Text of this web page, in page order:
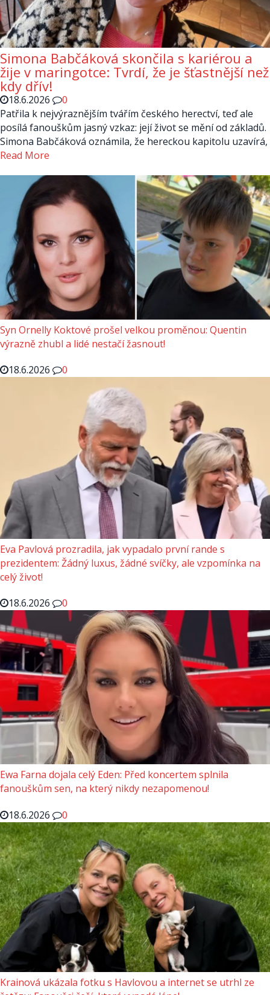
Simona Babčáková skončila s kariérou a
žije v maringotce: Tvrdí, že je šťastnější než
kdy dřív!
18.6.2026
0
Patřila k nejvýraznějším tvářím českého herectví, teď ale
posílá fanouškům jasný vzkaz: její život se mění od základů.
Simona Babčáková oznámila, že hereckou kapitolu uzavírá,
Read More
Syn Ornelly Koktové prošel velkou proměnou: Quentin
výrazně zhubl a lidé nestačí žasnout!
18.6.2026
0
Eva Pavlová prozradila, jak vypadalo první rande s
prezidentem: Žádný luxus, žádné svíčky, ale vzpomínka na
celý život!
18.6.2026
0
Ewa Farna dojala celý Eden: Před koncertem splnila
fanouškům sen, na který nikdy nezapomenou!
18.6.2026
0
Krainová ukázala fotku s Havlovou a internet se utrhl ze